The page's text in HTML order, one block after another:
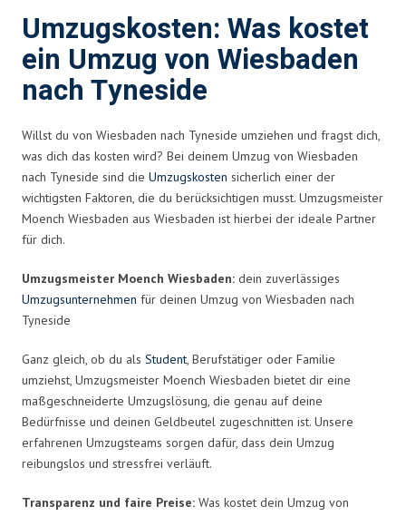
Umzugskosten: Was kostet
ein Umzug von Wiesbaden
nach Tyneside
Willst du von Wiesbaden nach Tyneside umziehen und fragst dich,
was dich das kosten wird? Bei deinem Umzug von Wiesbaden
nach Tyneside sind die Umzugskosten sicherlich einer der
wichtigsten Faktoren, die du berücksichtigen musst. Umzugsmeister
Moench Wiesbaden aus Wiesbaden ist hierbei der ideale Partner
für dich.
Umzugsmeister Moench Wiesbaden: dein zuverlässiges
Umzugsunternehmen für deinen Umzug von Wiesbaden nach
Tyneside
Ganz gleich, ob du als Student, Berufstätiger oder Familie
umziehst, Umzugsmeister Moench Wiesbaden bietet dir eine
maßgeschneiderte Umzugslösung, die genau auf deine
Bedürfnisse und deinen Geldbeutel zugeschnitten ist. Unsere
erfahrenen Umzugsteams sorgen dafür, dass dein Umzug
reibungslos und stressfrei verläuft.
Transparenz und faire Preise: Was kostet dein Umzug von